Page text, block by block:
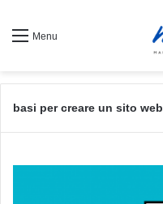
Menu
basi per creare un sito web